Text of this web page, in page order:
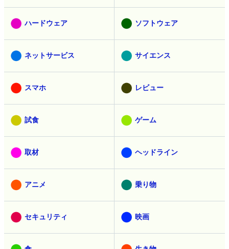
ハードウェア ソフトウェア
ネットサービス サイエンス
スマホ レビュー
試食 ゲーム
取材 ヘッドライン
アニメ 乗り物
セキュリティ 映画